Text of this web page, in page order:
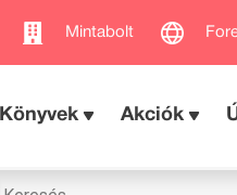
Mintabolt
Könyvek Akciók